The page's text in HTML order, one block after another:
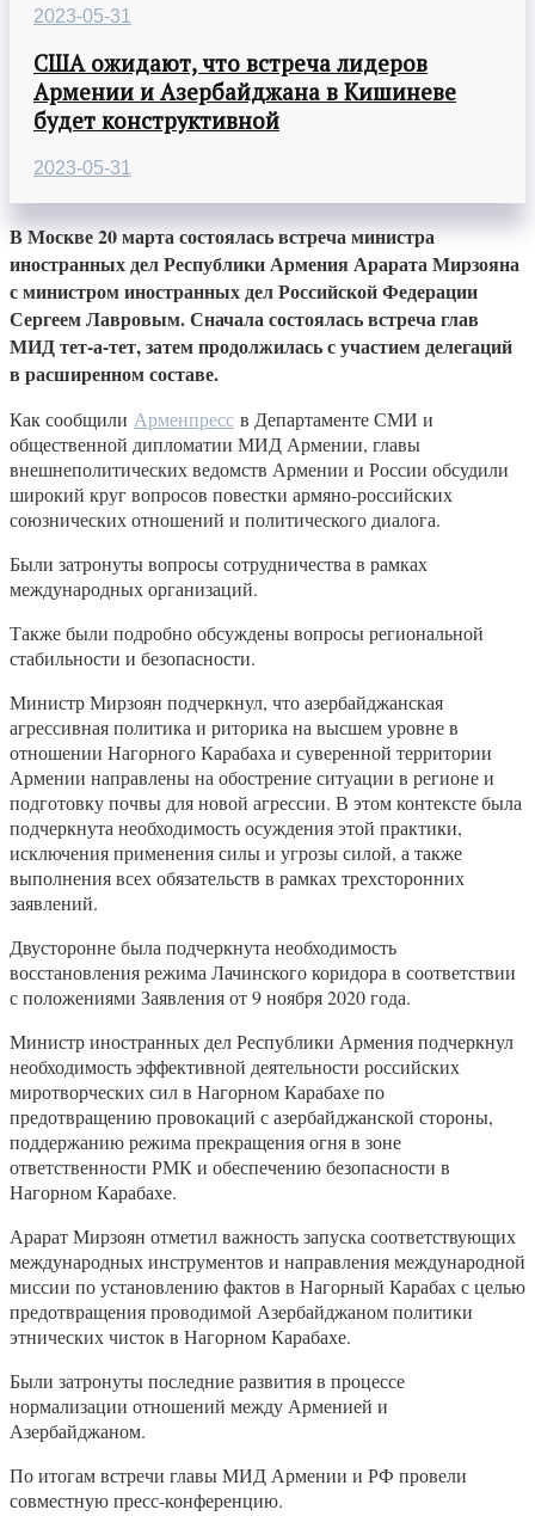
2023-05-31
США ожидают, что встреча лидеров
Армении и Азербайджана в Кишиневе
будет конструктивной
2023-05-31
В Москве 20 марта состоялась встреча министра
иностранных дел Республики Армения Арарата Мирзояна
с министром иностранных дел Российской Федерации
Сергеем Лавровым. Сначала состоялась встреча глав
МИД тет-а-тет, затем продолжилась с участием делегаций
в расширенном составе.
Как сообщили Арменпресс в Департаменте СМИ и
общественной дипломатии МИД Армении, главы
внешнеполитических ведомств Армении и России обсудили
широкий круг вопросов повестки армяно-российских
союзнических отношений и политического диалога.
Были затронуты вопросы сотрудничества в рамках
международных организаций.
Также были подробно обсуждены вопросы региональной
стабильности и безопасности.
Министр Мирзоян подчеркнул, что азербайджанская
агрессивная политика и риторика на высшем уровне в
отношении Нагорного Карабаха и суверенной территории
Армении направлены на обострение ситуации в регионе и
подготовку почвы для новой агрессии. В этом контексте была
подчеркнута необходимость осуждения этой практики,
исключения применения силы и угрозы силой, а также
выполнения всех обязательств в рамках трехсторонних
заявлений.
Двусторонне была подчеркнута необходимость
восстановления режима Лачинского коридора в соответствии
с положениями Заявления от 9 ноября 2020 года.
Министр иностранных дел Республики Армения подчеркнул
необходимость эффективной деятельности российских
миротворческих сил в Нагорном Карабахе по
предотвращению провокаций с азербайджанской стороны,
поддержанию режима прекращения огня в зоне
ответственности РМК и обеспечению безопасности в
Нагорном Карабахе.
Арарат Мирзоян отметил важность запуска соответствующих
международных инструментов и направления международной
миссии по установлению фактов в Нагорный Карабах с целью
предотвращения проводимой Азербайджаном политики
этнических чисток в Нагорном Карабахе.
Были затронуты последние развития в процессе
нормализации отношений между Арменией и
Азербайджаном.
По итогам встречи главы МИД Армении и РФ провели
совместную пресс-конференцию.